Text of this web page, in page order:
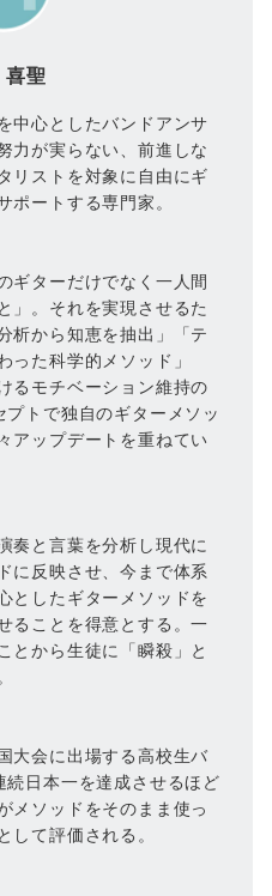
喜聖
中心としたバンドアンサ
力が実らない、前進しな
リストを対象に自由にギ
ポートする専門家。
ギターだけでなく一人間
」。それを実現させるた
析から知恵を抽出」「テ
った科学的メソッド」
るモチベーション維持の
トで独自のギターメソッ
アップデートを重ねてい
奏と言葉を分析し現代に
に反映させ、今まで体系
としたギターメソッドを
ることを得意とする。一
とから生徒に「瞬殺」と
大会に出場する高校生バ
日本一を達成させるほど
メソッドをそのまま使っ
して評価される。